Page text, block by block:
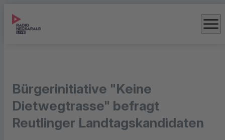
menu
Bürgerinitiative "Keine
Dietwegtrasse" befragt
Reutlinger Landtagskandidaten